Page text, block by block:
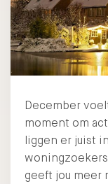
December
moment om
liggen er juist
geeft jou meer